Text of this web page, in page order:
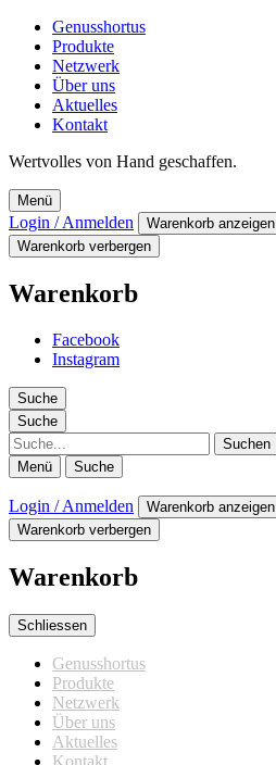
Genusshortus
Produkte
Netzwerk
Über uns
Aktuelles
Kontakt
Wertvolles von Hand geschaffen.
Menü
Login / Anmelden Warenkorb anzeigen
Warenkorb verbergen
Warenkorb
Facebook
Instagram
Suche
Suche
Suche
Menü Suche
Login / Anmelden Warenkorb anzeigen
Warenkorb verbergen
Warenkorb
Schliessen
Genusshortus
Produkte
Netzwerk
Über uns
Aktuelles
Kontakt